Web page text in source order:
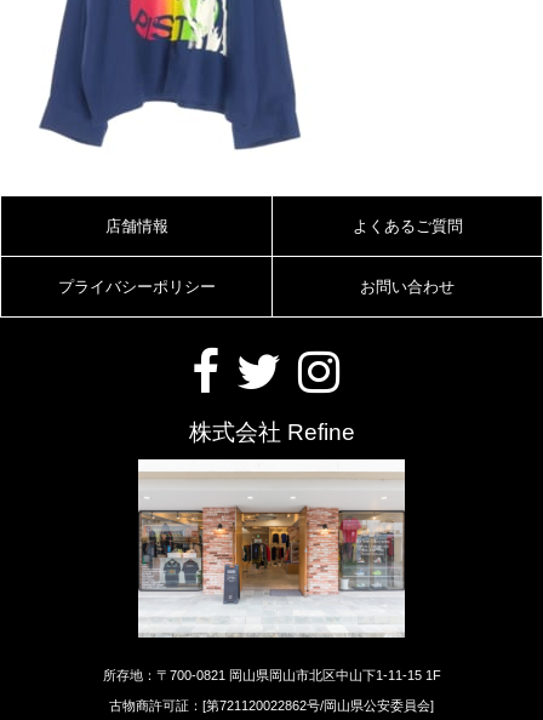
店舗情報 よくあるご質問
プライバシーポリシー お問い合わせ
株式会社 Refine
所存地：〒700-0821 岡山県岡山市北区中山下1-11-15 1F
古物商許可証：[第721120022862号/岡山県公安委員会]